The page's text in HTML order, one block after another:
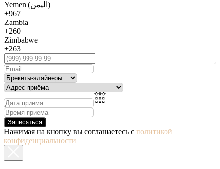
Yemen (اليمن)
+967
Zambia
+260
Zimbabwe
+263
Записаться
Нажимая на кнопку вы соглашаетесь с политикой
конфиденциальности